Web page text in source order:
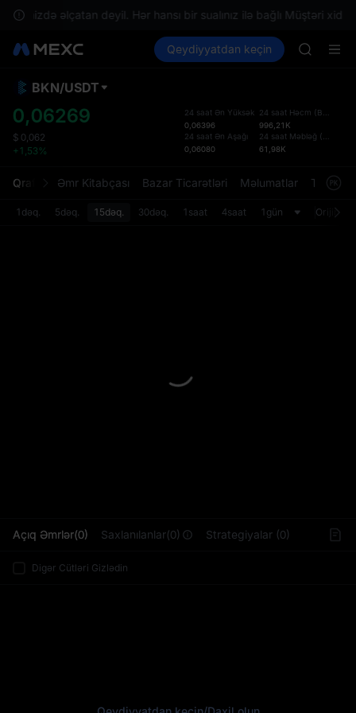
əlçatan deyil. Hər hansı bir sualınız ilə bağlı Müştəri
Bazarlar Spot Futures SPCX
Qeydiyyatdan keçin
SPCX
AAOI
AAOI
SPCX
BKN/USDT
0,06269
$ 0,062
+1,53%
24 saat Ən Yüksək
0,06396
24 saat Ən Aşağı
0,06080
24 saat Həcm (BKN
996,21K
24 saat Məbləğ (
61,98K
Qrafik Əmr Kitabçası Bazar Ticarətləri Məlumatlar
1dəq. 5dəq. 15dəq. 30dəq. 1saat 4saat 1gün Orijinal
Açıq Əmrlər(0) Saxlanılanlar(0) Strategiyalar (0)
Digər Cütləri Gizlədin